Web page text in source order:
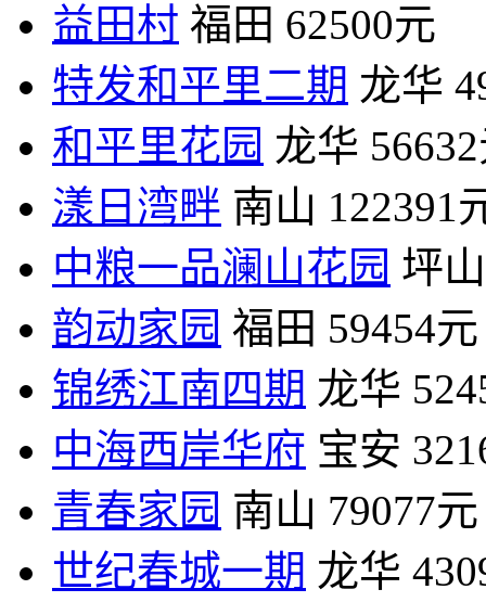
益田村 福田 62500元
特发和平里二期 龙华
和平里花园 龙华
漾日湾畔 南山 122391
中粮一品澜山花园 坪山
韵动家园 福田 59454元
锦绣江南四期 龙华
中海西岸华府 宝安
青春家园 南山 79077元
世纪春城一期 龙华